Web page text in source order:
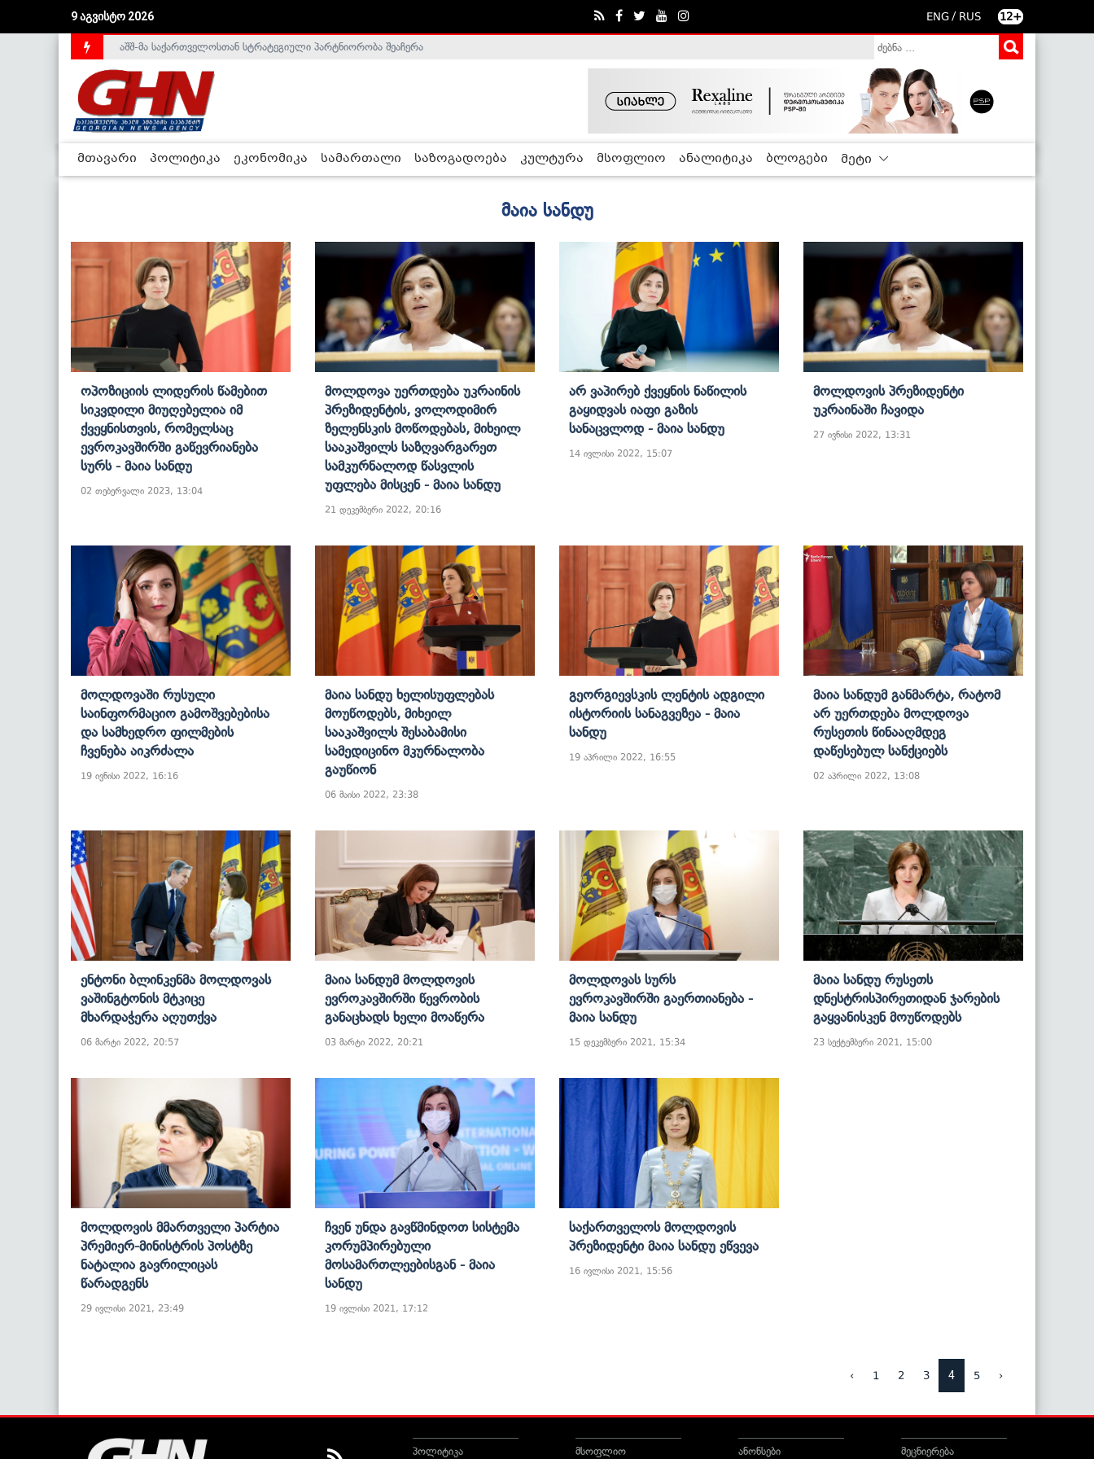
9 აგვისტო 2026 ENG / RUS 12+
საქართველოს დე-ფაქტო მთავრობა არალეგიტიმურია - ჰელსინკის კომისია
აშშ-მა საქართველოსთან სტრატეგიული პარტნიორობა შეაჩერა
მთავარი პოლიტიკა ეკონომიკა სამართალი საზოგადოება კულტურა მსოფლიო ანალიტიკა ბლოგები მეტი
მაია სანდუ
Ოპოზიციის Ლიდერის Წამებით
Სიკვდილი Მიუღებელია Იმ
Ქვეყნისთვის, Რომელსაც
Ევროკავშირში Გაწევრიანება
Სურს - Მაია Სანდუ
02 თებერვალი 2023, 13:04
Მოლდოვა Უერთდება Უკრაინის
Პრეზიდენტის, Ვოლოდიმირ
Ზელენსკის Მოწოდებას, Მიხეილ
Სააკაშვილს Საზღვარგარეთ
Სამკურნალოდ Წასვლის
Უფლება Მისცენ - Მაია Სანდუ
21 დეკემბერი 2022, 20:16
Არ Ვაპირებ Ქვეყნის Ნაწილის
Გაყიდვას Იაფი Გაზის
Სანაცვლოდ - Მაია Სანდუ
14 ივლისი 2022, 15:07
Მოლდოვის Პრეზიდენტი
Უკრაინაში Ჩავიდა
27 ივნისი 2022, 13:31
Მოლდოვაში Რუსული
Საინფორმაციო Გამოშვებებისა
Და Სამხედრო Ფილმების
Ჩვენება Აიკრძალა
19 ივნისი 2022, 16:16
Მაია Სანდუ Ხელისუფლებას
Მოუწოდებს, Მიხეილ
Სააკაშვილს Შესაბამისი
Სამედიცინო Მკურნალობა
Გაუწიონ
06 მაისი 2022, 23:38
Გეორგიევსკის Ლენტის Ადგილი
Ისტორიის Სანაგვეზეა - Მაია
Სანდუ
19 აპრილი 2022, 16:55
Მაია Სანდუმ Განმარტა, Რატომ
Არ Უერთდება Მოლდოვა
Რუსეთის Წინააღმდეგ
Დაწესებულ Სანქციებს
02 აპრილი 2022, 13:08
Ენტონი Ბლინკენმა Მოლდოვას
Ვაშინგტონის Მტკიცე
Მხარდაჭერა Აღუთქვა
06 მარტი 2022, 20:57
Მაია Სანდუმ Მოლდოვის
Ევროკავშირში Წევრობის
Განაცხადს Ხელი Მოაწერა
03 მარტი 2022, 20:21
Მოლდოვას Სურს
Ევროკავშირში Გაერთიანება -
Მაია Სანდუ
15 დეკემბერი 2021, 15:34
Მაია Სანდუ Რუსეთს
Დნესტრისპირეთიდან Ჯარების
Გაყვანისკენ Მოუწოდებს
23 სექტემბერი 2021, 15:00
Მოლდოვის Მმართველი Პარტია
Პრემიერ-Მინისტრის Პოსტზე
Ნატალია Გავრილიცას
Წარადგენს
29 ივლისი 2021, 23:49
Ჩვენ Უნდა Გავწმინდოთ Სისტემა
Კორუმპირებული
Მოსამართლეებისგან - Მაია
Სანდუ
19 ივლისი 2021, 17:12
Საქართველოს Მოლდოვის
Პრეზიდენტი Მაია Სანდუ Ეწვევა
16 ივლისი 2021, 15:56
‹ 1 2 3 4 5 ›
პოლიტიკა მსოფლიო ანონსები მეცნიერება